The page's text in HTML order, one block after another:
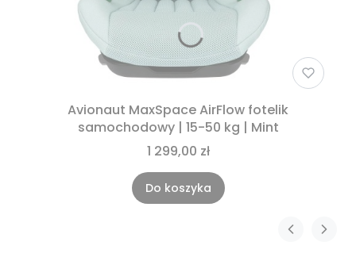
Avionaut MaxSpace AirFlow fotelik
samochodowy | 15-50 kg | Mint
1 299,00 zł
Do koszyka